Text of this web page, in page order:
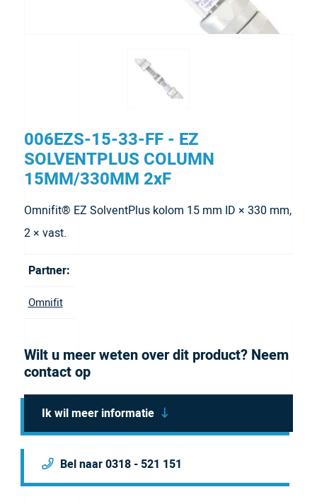
006EZS-15-33-FF - EZ
SOLVENTPLUS COLUMN
15MM/330MM 2xF
Omnifit® EZ SolventPlus kolom 15 mm ID × 330 mm,
2 × vast.
Partner:
Omnifit
Wilt u meer weten over dit product? Neem
contact op
Ik wil meer informatie
Bel naar 0318 - 521 151